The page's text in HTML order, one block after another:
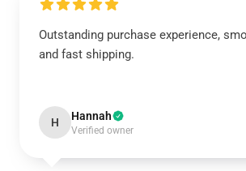
Outstanding purchase experience,
and fast shipping.
H Hannah
Verified owner